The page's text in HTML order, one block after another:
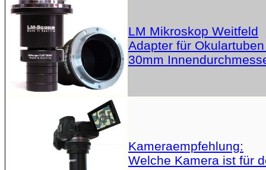
LM Mikroskop Weitfeld
Adapter für
30mm
Kameraempfehlung:
Welche Kamera ist für